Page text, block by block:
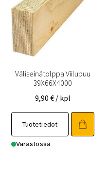
Väliseinätolppa Viilupuu
39X66X4000
9,90 € / kpl
Tuotetiedot
Varastossa